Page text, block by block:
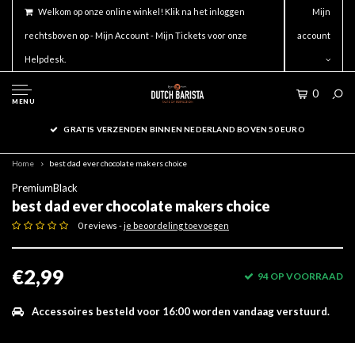
Welkom op onze online winkel! Klik na het inloggen
rechtsboven op - Mijn Account - Mijn Tickets voor onze
Helpdesk.
Mijn
account
MENU
0
GRATIS VERZENDEN BINNEN NEDERLAND BOVEN 50 EURO
Home best dad ever chocolate makers choice
PremiumBlack
best dad ever chocolate makers choice
0 reviews -je beoordeling toevoegen
€2,99 94 OP VOORRAAD
Accessoires besteld voor 16:00 worden vandaag verstuurd.